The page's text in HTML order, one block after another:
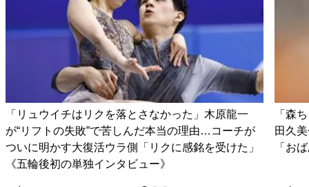
「リュウイチはリクを落とさなかった」木原龍一
が“リフトの失敗”で苦しんだ本当の理由…コーチが
ついに明かす大復活ウラ側「リクに感銘を受けた」
《五輪後初の単独インタビュー》
「森
田久
「お